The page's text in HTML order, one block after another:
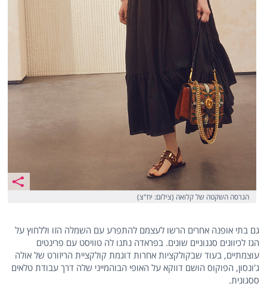
הגרסה השקטה של קלואה (צילום: יח"צ)
גם בתי אופנה אחרים הרשו לעצמם להתפרע עם השמלה הזו וללחוץ על
הגז לכיוונים סגנוניים שונים. בפראדה נתנו לה טוויסט עם פרינטים
עוצמתיים, בעוד שבקולקציות אחרות דוגמת קולקציית הריזורט של אולה
ג'ונסון, הפוקוס הושם דווקא על האופי הבוהמייני שלה דרך עבודת טלאים
ססגונית.